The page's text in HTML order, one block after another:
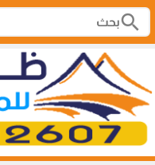
search